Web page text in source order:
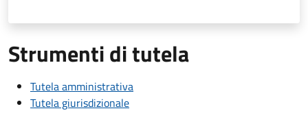
Strumenti di tutela
Tutela amministrativa
Tutela giurisdizionale